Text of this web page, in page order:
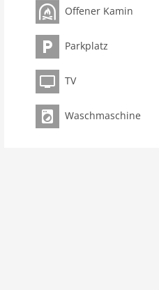
Offener Kamin
Parkplatz
TV
Waschmaschine